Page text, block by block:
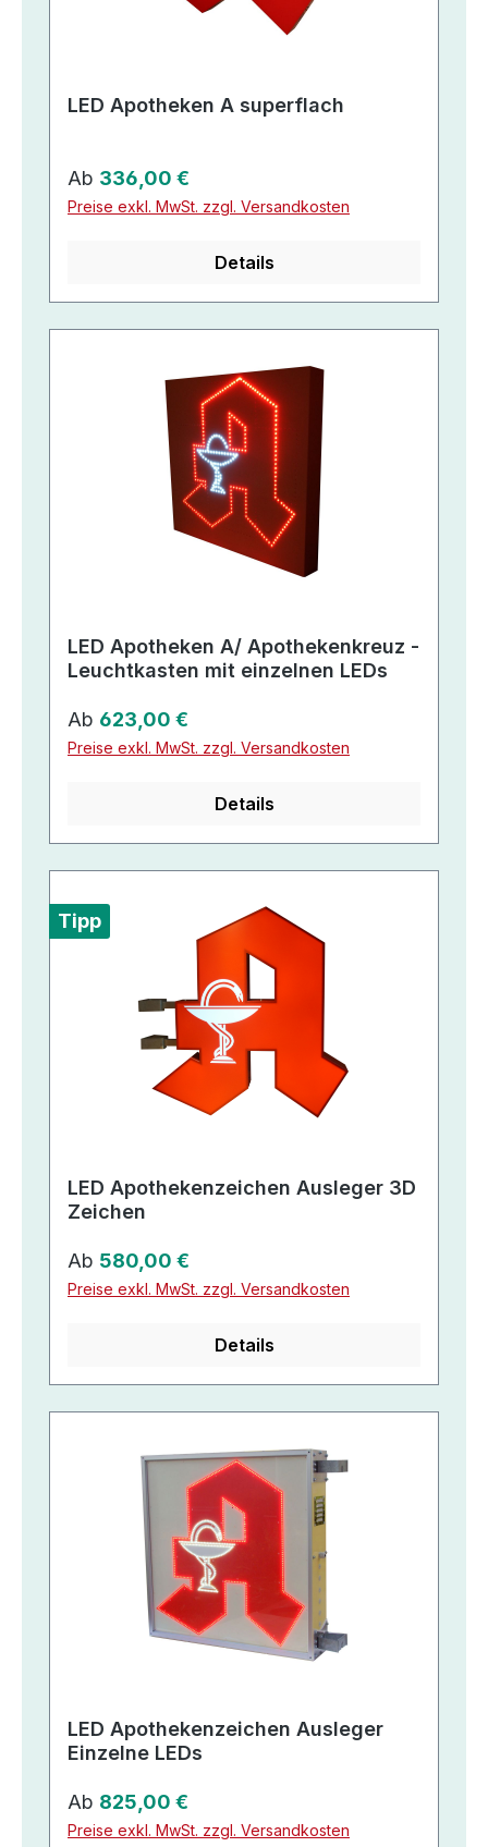
LED Apotheken A superflach
Regulärer Preis:
Ab 336,00 €
Preise exkl. MwSt. zzgl. Versandkosten
Details
LED Apotheken A/ Apothekenkreuz -
Leuchtkasten mit einzelnen LEDs
Regulärer Preis:
Ab 623,00 €
Preise exkl. MwSt. zzgl. Versandkosten
Details
Tipp
LED Apothekenzeichen Ausleger 3D
Zeichen
Regulärer Preis:
Ab 580,00 €
Preise exkl. MwSt. zzgl. Versandkosten
Details
LED Apothekenzeichen Ausleger
Einzelne LEDs
Regulärer Preis:
Ab 825,00 €
Preise exkl. MwSt. zzgl. Versandkosten